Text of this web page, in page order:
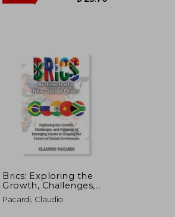
Brics: Exploring the
Growth, Challenges,
and Potential of
Emerging Giants in
Pacardi, Claudio